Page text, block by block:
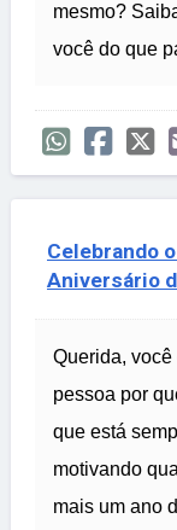
mesmo?
você do que
Celebrando
Aniversário
Querida,
pessoa por
que está
motivando
mais um ano